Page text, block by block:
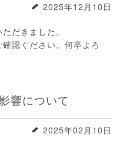
2025年12月10日
だきました。
認ください。何卒よろ
響について
2025年02月10日